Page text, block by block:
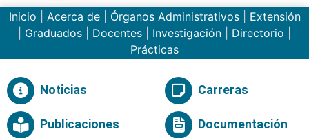
Inicio Acerca de| Órganos Administrativos| Extensión
Graduados Docentes Investigación Directorio
Prácticas
Noticias Carreras
Publicaciones Documentación